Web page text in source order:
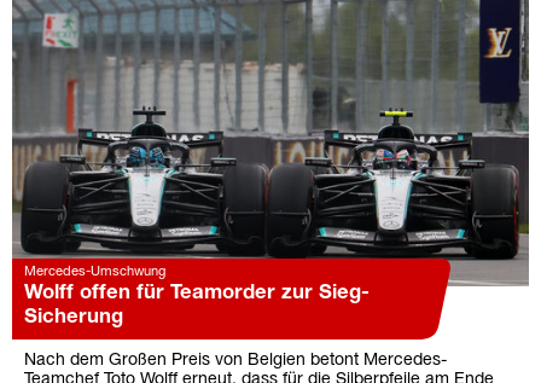
Mercedes-Umschwung
Wolff offen für Teamorder zur Sieg-
Sicherung
Nach dem Großen Preis von Belgien betont Mercedes-